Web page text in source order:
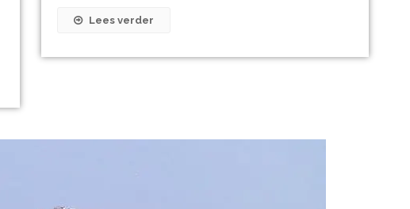
Lees verder